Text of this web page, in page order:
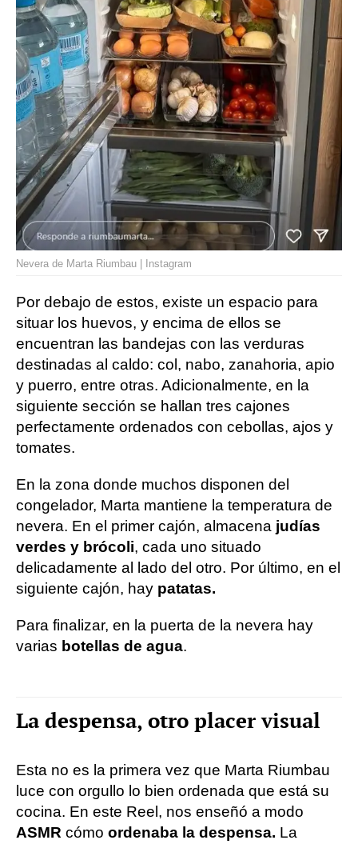
Nevera de Marta Riumbau | Instagram
Por debajo de estos, existe un espacio para
situar los huevos, y encima de ellos se
encuentran las bandejas con las verduras
destinadas al caldo: col, nabo, zanahoria, apio
y puerro, entre otras. Adicionalmente, en la
siguiente sección se hallan tres cajones
perfectamente ordenados con cebollas, ajos y
tomates.
En la zona donde muchos disponen del
congelador, Marta mantiene la temperatura de
nevera. En el primer cajón, almacena judías
verdes y brócoli, cada uno situado
delicadamente al lado del otro. Por último, en el
siguiente cajón, hay patatas.
Para finalizar, en la puerta de la nevera hay
varias botellas de agua.
La despensa, otro placer visual
Esta no es la primera vez que Marta Riumbau
luce con orgullo lo bien ordenada que está su
cocina. En este Reel, nos enseñó a modo
ASMR cómo ordenaba la despensa. La